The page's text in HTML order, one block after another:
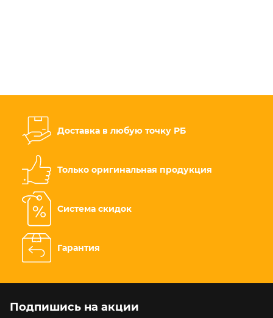
Доставка в любую точку РБ
Только оригинальная продукция
Система скидок
Гарантия
Подпишись на акции